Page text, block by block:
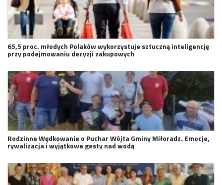
65,5 proc. młodych Polaków wykorzystuje sztuczną inteligencję
przy podejmowaniu decyzji zakupowych
Rodzinne Wędkowanie o Puchar Wójta Gminy Miłoradz. Emocje,
rywalizacja i wyjątkowe gesty nad wodą